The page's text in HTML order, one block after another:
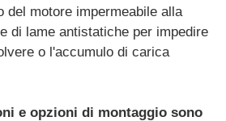
del motore impermeabile alla
di lame antistatiche per impedire
o l'accumulo di carica
e opzioni di montaggio sono